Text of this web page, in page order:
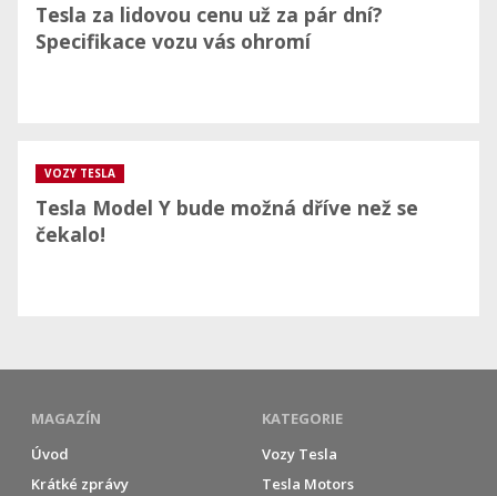
Tesla za lidovou cenu už za pár dní?
Specifikace vozu vás ohromí
Tesla Model Y bude možná dříve než se
čekalo!
VOZY TESLA
MAGAZÍN
Úvod
Krátké zprávy
KATEGORIE
Vozy Tesla
Tesla Motors